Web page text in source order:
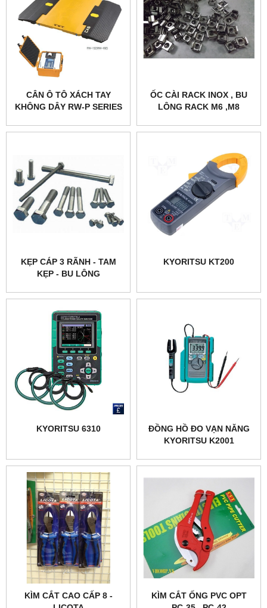
CÂN Ô TÔ XÁCH TAY
KHÔNG DÂY RW-P SERIES
ỐC CÀI RACK INOX , BU
LÔNG RACK M6 ,M8
KẸP CÁP 3 RÃNH - TAM
KẸP - BU LÔNG
KYORITSU KT200
KYORITSU 6310
ĐỒNG HỒ ĐO VẠN NĂNG
KYORITSU K2001
KÌM CẮT CAO CẤP 8 -
KÌM CẮT ỐNG PVC OPT